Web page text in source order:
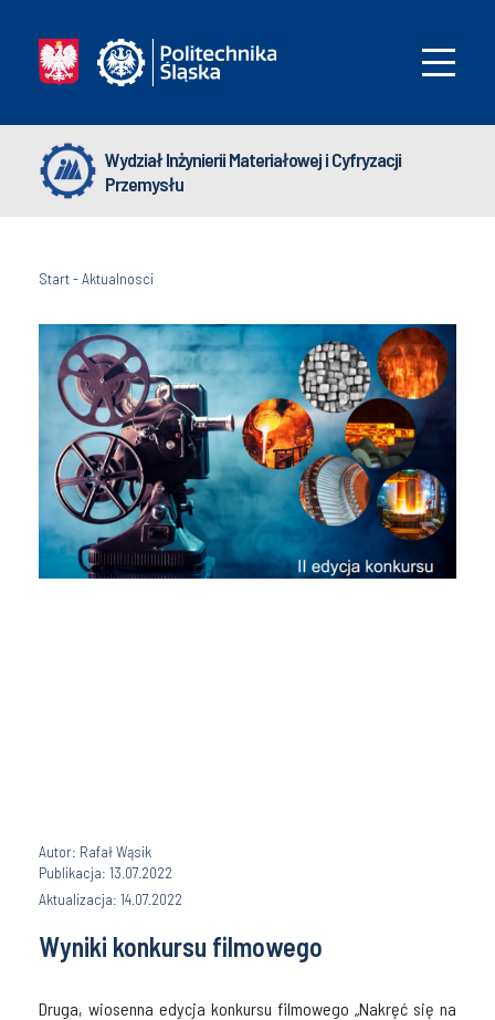
Wydział Inżynierii Materiałowej i Cyfryzacji
Przemysłu
Start-Aktualnosci
Autor: Rafał Wąsik
Publikacja: 13.07.2022
Aktualizacja: 14.07.2022
Wyniki konkursu filmowego
Druga, wiosenna edycja konkursu filmowego „Nakręć się na